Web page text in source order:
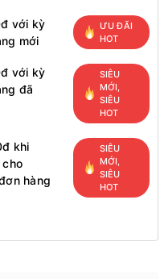
với kỳ
mới
ƯU ĐÃI
HOT
với kỳ
đã
SIÊU
MỚI,
SIÊU
HOT
khi
cho
hàng
SIÊU
MỚI,
SIÊU
HOT